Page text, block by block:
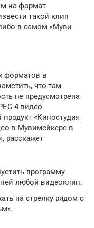
на формат
такой клип
в самом «Муви
форматов в
что там
не предусмотрена
4 видео
продукт «Киностудия
в Мувимейкере в
расскажет
программу
любой видеоклип.
на стрелку рядом с